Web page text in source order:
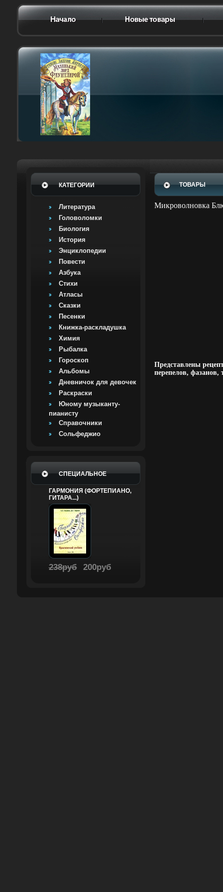
КАТЕГОРИИ
Литература
Головоломки
Биология
История
Энциклопедии
Повести
Азбука
Стихи
Атласы
Сказки
Песенки
Книжка-раскладушка
Химия
Рыбалка
Гороскоп
Альбомы
Дневничок для девочек
Раскраски
Юному музыканту-
пианисту
Справочники
Сольфеджио
СПЕЦИАЛЬНОЕ
ГАРМОНИЯ (ФОРТЕПИАНО,
ГИТАРА...)
238руб 200руб
ТОВАРЫ
Микроволновка
Представлены
перепелов, фазанов,